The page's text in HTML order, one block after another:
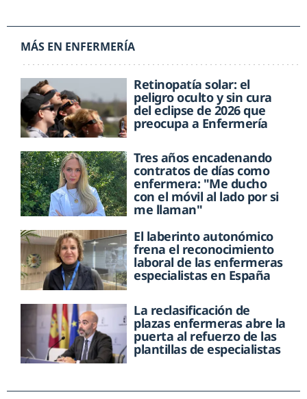
MÁS EN ENFERMERÍA
Retinopatía solar: el
peligro oculto y sin cura
del eclipse de 2026 que
preocupa a Enfermería
Tres años encadenando
contratos de días como
enfermera: "Me ducho
con el móvil al lado por si
me llaman"
El laberinto autonómico
frena el reconocimiento
laboral de las enfermeras
especialistas en España
La reclasificación de
plazas enfermeras abre la
puerta al refuerzo de las
plantillas de especialistas